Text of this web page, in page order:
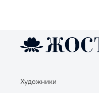
Художники